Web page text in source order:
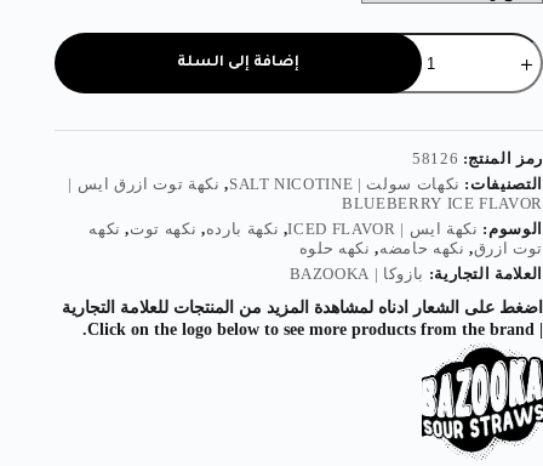
إضافة إلى السلة
رمز المنتج: 58126
التصنيفات: نكهات سولت | SALT NICOTINE , نكهة توت ازرق ايس |
BLUEBERRY ICE FLAVOR
الوسوم: نكهة ايس | ICED FLAVOR , نكهة بارده, نكهه توت, نكهه
توت ازرق, نكهه حامضه, نكهه حلوه
العلامة التجارية: بازوكا | BAZOOKA
اضغط على الشعار ادناه لمشاهدة المزيد من المنتجات للعلامة التجارية